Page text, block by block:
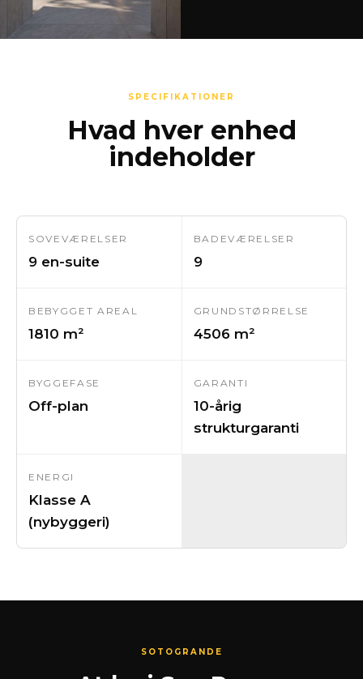
SPECIFIKATIONER
Hvad hver enhed
indeholder
SOVEVÆRELSER
9 en-suite
BADEVÆRELSER
9
BEBYGGET AREAL
1810 m²
GRUNDSTØRRELSE
4506 m²
BYGGEFASE
Off-plan
GARANTI
10-årig
strukturgaranti
ENERGI
Klasse A
(nybyggeri)
SOTOGRANDE